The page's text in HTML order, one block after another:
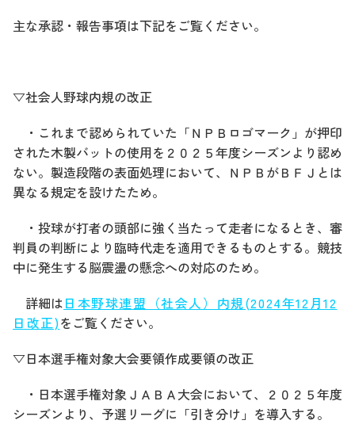
主な承認・報告事項は下記をご覧ください。
▽社会人野球内規の改正
・これまで認められていた「ＮＰＢロゴマーク」が押印
された木製バットの使用を２０２５年度シーズンより認め
ない。製造段階の表面処理において、ＮＰＢがＢＦＪとは
異なる規定を設けたため。
・投球が打者の頭部に強く当たって走者になるとき、審
判員の判断により臨時代走を適用できるものとする。競技
中に発生する脳震盪の懸念への対応のため。
詳細は日本野球連盟（社会人）内規(2024年12月12
日改正)をご覧ください。
▽日本選手権対象大会要領作成要領の改正
・日本選手権対象ＪＡＢＡ大会において、２０２５年度
シーズンより、予選リーグに「引き分け」を導入する。